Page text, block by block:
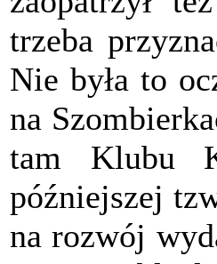
trzeba
Nie była to
na
tam Klubu
późniejszej
na rozwój